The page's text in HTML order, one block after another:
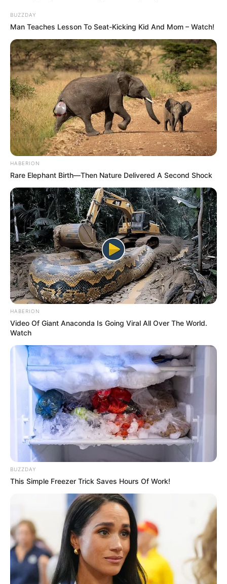
BUZZDAY
Man Teaches Lesson To Seat-Kicking Kid And Mom – Watch!
HABERION
Rare Elephant Birth—Then Nature Delivered A Second Shock
HABERION
Video Of Giant Anaconda Is Going Viral All Over The World.
Watch
BUZZDAY
This Simple Freezer Trick Saves Hours Of Work!